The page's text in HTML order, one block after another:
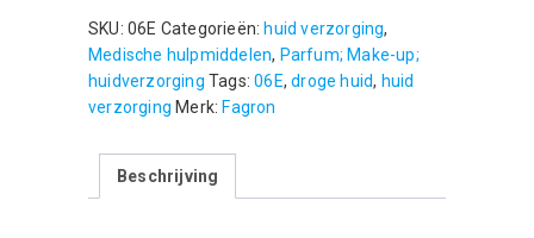
aantal
SKU: 06E Categorieën: huid verzorging,
Medische hulpmiddelen, Parfum; Make-up;
huidverzorging Tags:06E,droge huid, huid
verzorging Merk: Fagron
Beschrijving